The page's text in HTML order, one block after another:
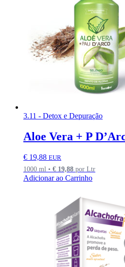
3.11 - Detox e Depuração
Aloe Vera + P
€ 19,88 EUR
1000 ml • € 19,88 por Ltr
Adicionar ao Carrinho